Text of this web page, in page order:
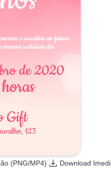
(PNG/MP4) Download